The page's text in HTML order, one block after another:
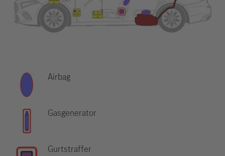
Airbag
Gasgenerator
Gurtstraffer